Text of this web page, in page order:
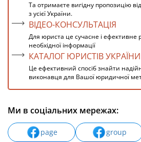
Та отримаєте вигідну пропозицію
з усієї України.
ВІДЕО-КОНСУЛЬТАЦІЯ
Для юриста це сучасне і
необхідної інформації
КАТАЛОГ ЮРИСТІВ УКРАЇНИ
Це ефективний спосіб знайти
виконавця для Вашої юридичної
Ми в соціальних мережах:
page group